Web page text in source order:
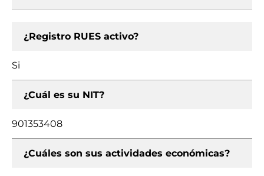
¿Registro RUES activo?
Si
¿Cuál es su NIT?
901353408
¿Cuáles son sus actividades económicas?